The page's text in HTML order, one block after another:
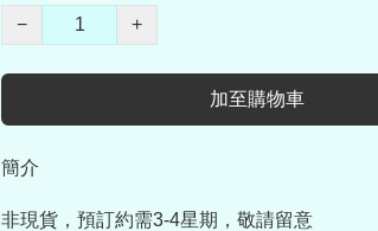
−
+
加至購物車
簡介
非現貨，預訂約需3-4星期，敬請留意